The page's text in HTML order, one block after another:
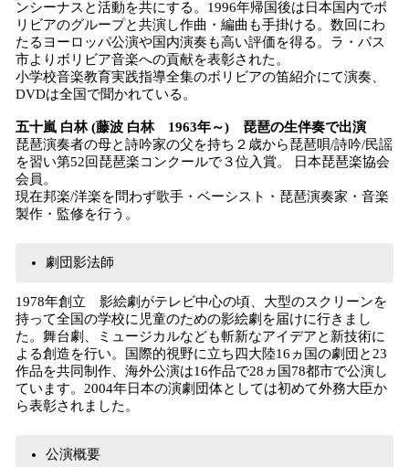
ンシーナスと活動を共にする。1996年帰国後は日本国内でボ
リビアのグループと共演し作曲・編曲も手掛ける。数回にわ
たるヨーロッパ公演や国内演奏も高い評価を得る。ラ・パス
市よりボリビア音楽への貢献を表彰された。
小学校音楽教育実践指導全集のボリビアの笛紹介にて演奏、
DVDは全国で聞かれている。
五十嵐 白林 (藤波 白林 1963年～) 琵琶の生伴奏で出演
琵琶演奏者の母と詩吟家の父を持ち２歳から琵琶唄/詩吟/民謡
を習い第52回琵琶楽コンクールで３位入賞。 日本琵琶楽協会
会員。
現在邦楽/洋楽を問わず歌手・ベーシスト・琵琶演奏家・音楽
製作・監修を行う。
劇団影法師
1978年創立 影絵劇がテレビ中心の頃、大型のスクリーンを
持って全国の学校に児童のための影絵劇を届けに行きまし
た。舞台劇、ミュージカルなども斬新なアイデアと新技術に
よる創造を行い。国際的視野に立ち四大陸16ヵ国の劇団と23
作品を共同制作、海外公演は16作品で28ヵ国78都市で公演し
ています。2004年日本の演劇団体としては初めて外務大臣か
ら表彰されました。
公演概要